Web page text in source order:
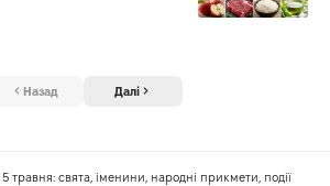
Назад Далі
5 травня: свята, іменини, народні прикмети, події